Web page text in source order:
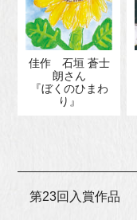
佳作 石垣 蒼士
朗さん
『ぼくのひまわ
り』
第23回入賞作品